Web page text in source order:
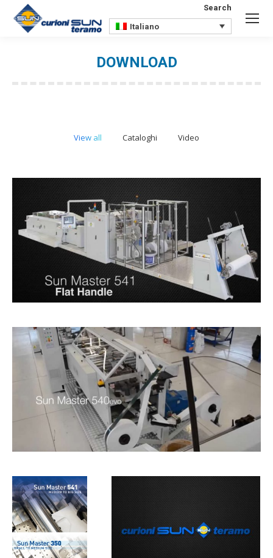
Search:
Search
Italiano
DOWNLOAD
View all Cataloghi Video